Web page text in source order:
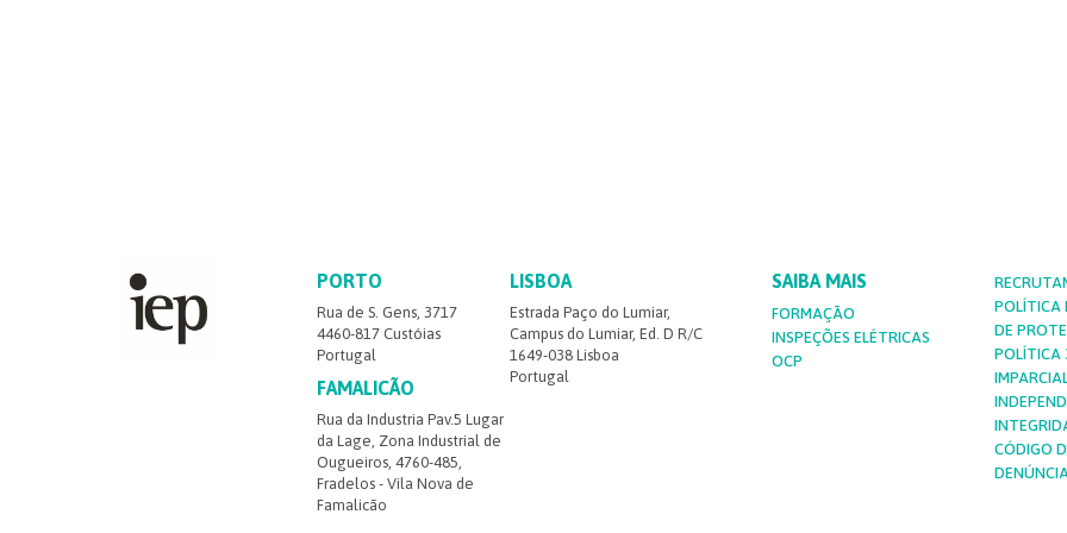
PORTO
Rua de S. Gens, 3717
4460-817 Custóias
Portugal
FAMALICÃO
Rua da Industria Pav.5 Lugar
da Lage, Zona Industrial de
Ougueiros, 4760-485,
Fradelos - Vila Nova de
Famalicão
LISBOA
Estrada Paço do Lumiar,
Campus do Lumiar, Ed. D R/C
1649-038 Lisboa
Portugal
SAIBA MAIS
FORMAÇÃO
INSPEÇÕES ELÉTRICAS
OCP
POLÍTICA
DE
POLÍTICA
CÓDIGO